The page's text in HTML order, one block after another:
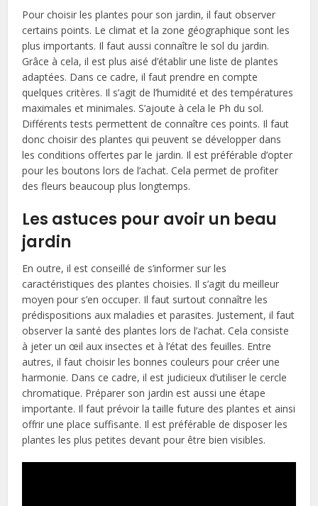
Pour choisir les plantes pour son jardin, il faut observer
certains points. Le climat et la zone géographique sont les
plus importants. Il faut aussi connaître le sol du jardin.
Grâce à cela, il est plus aisé d’établir une liste de plantes
adaptées. Dans ce cadre, il faut prendre en compte
quelques critères. Il s’agit de l’humidité et des températures
maximales et minimales. S’ajoute à cela le Ph du sol.
Différents tests permettent de connaître ces points. Il faut
donc choisir des plantes qui peuvent se développer dans
les conditions offertes par le jardin. Il est préférable d’opter
pour les boutons lors de l’achat. Cela permet de profiter
des fleurs beaucoup plus longtemps.
Les astuces pour avoir un beau
jardin
En outre, il est conseillé de s’informer sur les
caractéristiques des plantes choisies. Il s’agit du meilleur
moyen pour s’en occuper. Il faut surtout connaître les
prédispositions aux maladies et parasites. Justement, il faut
observer la santé des plantes lors de l’achat. Cela consiste
à jeter un œil aux insectes et à l’état des feuilles. Entre
autres, il faut choisir les bonnes couleurs pour créer une
harmonie. Dans ce cadre, il est judicieux d’utiliser le cercle
chromatique. Préparer son jardin est aussi une étape
importante. Il faut prévoir la taille future des plantes et ainsi
offrir une place suffisante. Il est préférable de disposer les
plantes les plus petites devant pour être bien visibles.